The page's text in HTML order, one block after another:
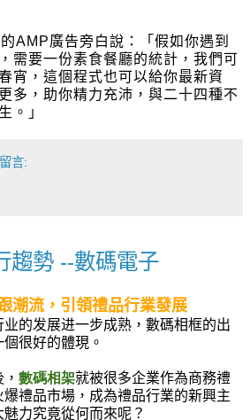
的AMP廣告旁白說：「假如你遇到
需要一份素食餐廳的統計，我們可
宵，這個程式也可以給你最新資
多，助你精力充沛，與二十四種不
。」
言:
趨勢 --數碼電子
潮流，引領禮品行業發展
的发展进一步成熟，數碼相框的出
很好的體現。
數碼相架就被很多企業作為商務禮
禮品市場，成為禮品行業的新興主
力究竟從何而來呢？